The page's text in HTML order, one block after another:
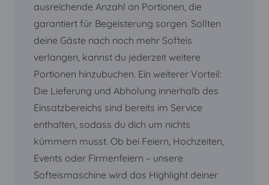
ausreichende Anzahl an Portionen, die
garantiert für Begeisterung sorgen. Sollten
deine Gäste nach noch mehr Softeis
verlangen, kannst du jederzeit weitere
Portionen hinzubuchen. Ein weiterer Vorteil:
Die Lieferung und Abholung innerhalb des
Einsatzbereichs sind bereits im Service
enthalten, sodass du dich um nichts
kümmern musst. Ob bei Feiern, Hochzeiten,
Events oder Firmenfeiern – unsere
Softeismaschine wird das Highlight deiner